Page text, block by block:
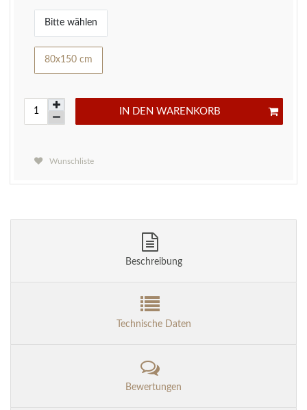
Bitte wählen
80x150 cm
IN DEN WARENKORB
Wunschliste
Beschreibung
Technische Daten
Bewertungen